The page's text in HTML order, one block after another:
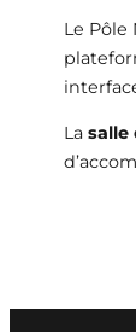
Le Pôle
La salle